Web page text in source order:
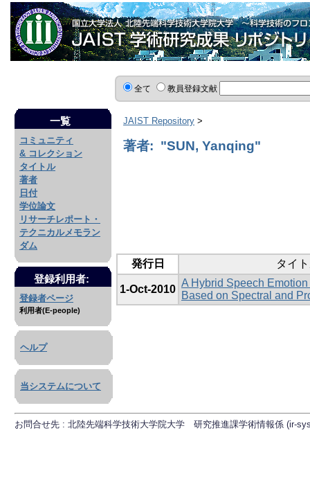
全て 教員登録文献
一覧
コミュニティ
& コレクション
タイトル
著者
日付
学位論文
リサーチレポート・
テクニカルメモラン
ダム
登録利用者:
登録者ページ
利用者(E-people)
ヘルプ
当システムについて
JAIST Repository >
著者: "SUN, Yanqing"
発行日 タイ
1-Oct-2010
A Hybrid Speech
Based on Spectral and
お問合せ先 : 北陸先端科学技術大学院大学 研究推進課学術情報係 (ir-